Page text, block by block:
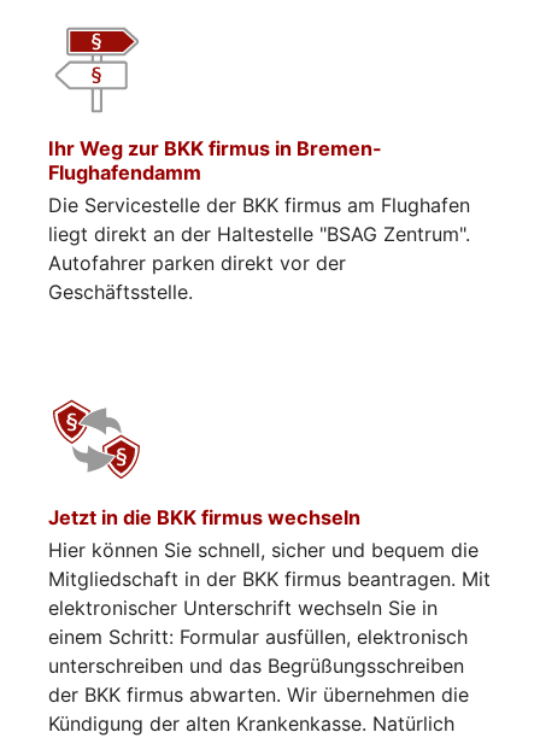
Ihr Weg zur BKK firmus in Bremen-
Flughafendamm
Die Servicestelle der BKK firmus am Flughafen
liegt direkt an der Haltestelle "BSAG Zentrum".
Autofahrer parken direkt vor der
Geschäftsstelle.
Jetzt in die BKK firmus wechseln
Hier können Sie schnell, sicher und bequem die
Mitgliedschaft in der BKK firmus beantragen. Mit
elektronischer Unterschrift wechseln Sie in
einem Schritt: Formular ausfüllen, elektronisch
unterschreiben und das Begrüßungsschreiben
der BKK firmus abwarten. Wir übernehmen die
Kündigung der alten Krankenkasse. Natürlich